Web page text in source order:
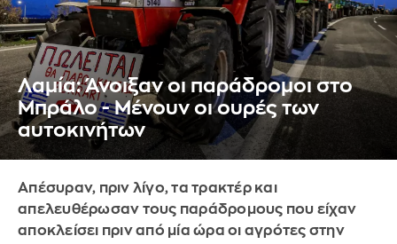
Λαμία: Άνοιξαν οι παράδρομοι στο
Μπράλο - Μένουν οι ουρές των
αυτοκινήτων
Απέσυραν, πριν λίγο, τα τρακτέρ και
απελευθέρωσαν τους παράδρομους που είχαν
αποκλείσει πριν από μία ώρα οι αγρότες στην